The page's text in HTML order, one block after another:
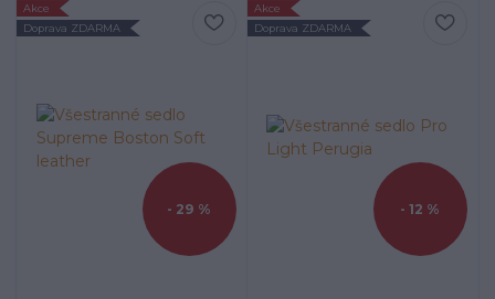
Akce
Doprava ZDARMA
- 29 %
Akce
Doprava ZDARMA
- 12 %